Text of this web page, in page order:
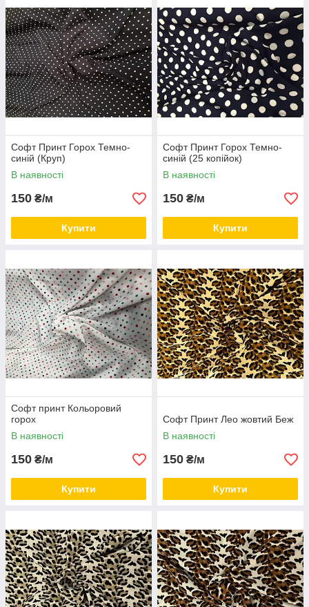
Софт Принт Горох Темно-
синій (Круп)
В наявності
150 ₴/м
Купити
Софт Принт Горох Темно-
синій (25 копійок)
В наявності
150 ₴/м
Купити
Софт принт Кольоровий
горох
В наявності
150 ₴/м
Купити
Софт Принт Лео жовтий Беж
В наявності
150 ₴/м
Купити